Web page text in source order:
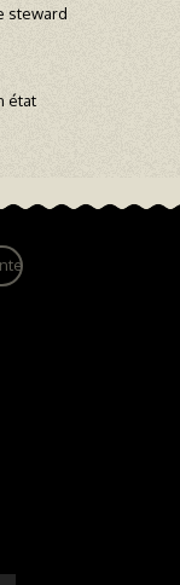
steward
état